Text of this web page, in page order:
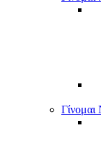
Γίνομαι